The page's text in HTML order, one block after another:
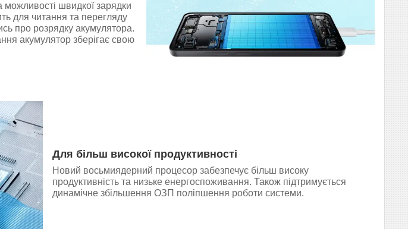
можливості швидкої зарядки
для читання та перегляду
про розрядку акумулятора.
акумулятор зберігає свою
Для більш високої продуктивності
Новий восьмиядерний процесор забезпечує більш високу
продуктивність та низьке енергоспоживання. Також підтримується
динамічне збільшення ОЗП поліпшення роботи системи.